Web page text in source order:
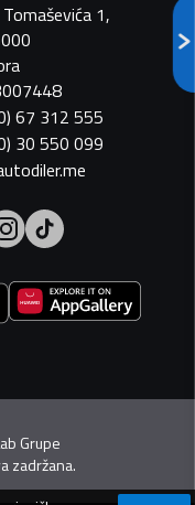
1,
67 312 555
30 550 099
Grupe
zadržana.